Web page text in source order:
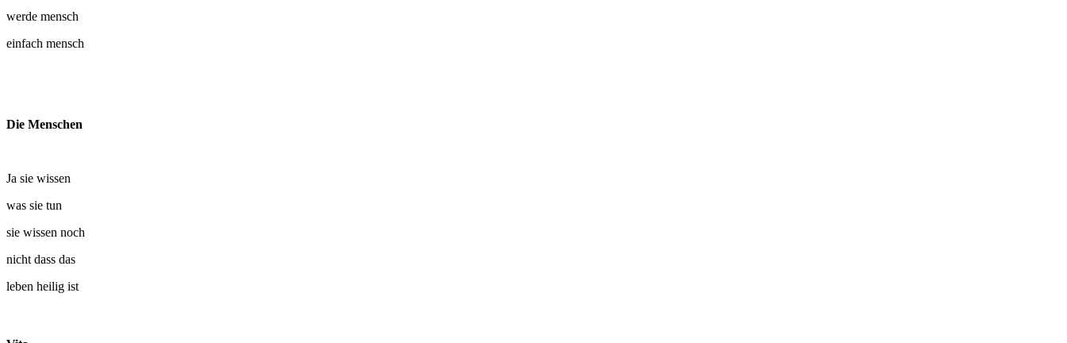
werde mensch
einfach mensch
Die Menschen
Ja sie wissen
was sie tun
sie wissen noch
nicht dass das
leben heilig ist